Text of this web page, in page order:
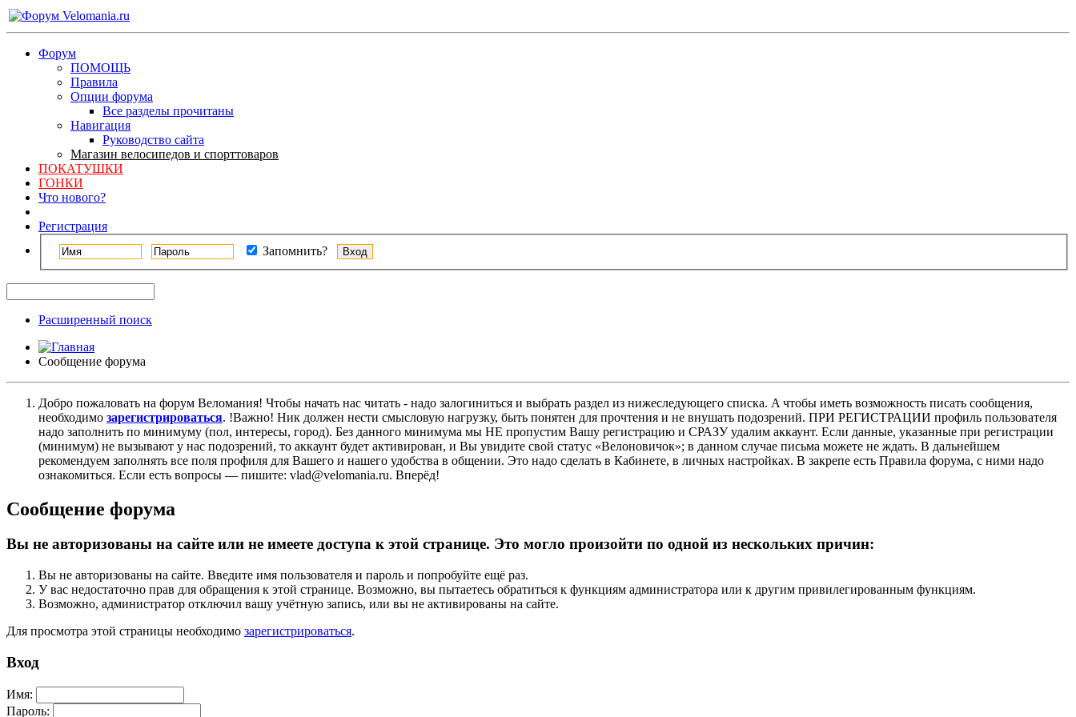
Форум
ПОМОЩЬ
Правила
Опции форума
Все разделы прочитаны
Навигация
Руководство сайта
Магазин велосипедов и спорттоваров
ПОКАТУШКИ
ГОНКИ
Что нового?
Регистрация
Запомнить?
Расширенный поиск
Сообщение форума
Добро пожаловать на форум Веломания! Чтобы начать нас читать - надо залогиниться и выбрать раздел из нижеследующего списка. A чтобы иметь возможность писать сообщения,
необходимо зарегистрироваться. !Важно! Ник должен нести смысловую нагрузку, быть понятен для прочтения и не внушать подозрений. ПРИ РЕГИСТРАЦИИ профиль пользователя
надо заполнить по минимуму (пол, интересы, город). Без данного минимума мы НЕ пропустим Вашу регистрацию и СРАЗУ удалим аккаунт. Если данные, указанные при регистрации
(минимум) не вызывают у нас подозрений, то аккаунт будет активирован, и Вы увидите свой статус «Велоновичок»; в данном случае письма можете не ждать. В дальнейшем
рекомендуем заполнять все поля профиля для Вашего и нашего удобства в общении. Это надо сделать в Кабинете, в личных настройках. В закрепе есть Правила форума, с ними надо
ознакомиться. Если есть вопросы — пишите: vlad@velomania.ru. Вперёд!
Сообщение форума
Вы не авторизованы на сайте или не имеете доступа к этой странице. Это могло произойти по одной из нескольких причин:
Вы не авторизованы на сайте. Введите имя пользователя и пароль и попробуйте ещё раз.
У вас недостаточно прав для обращения к этой странице. Возможно, вы пытаетесь обратиться к функциям администратора или к другим привилегированным функциям.
Возможно, администратор отключил вашу учётную запись, или вы не активированы на сайте.
Для просмотра этой страницы необходимо зарегистрироваться.
Вход
Имя:
Пароль: